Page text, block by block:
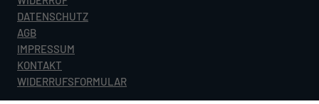
DATENSCHUTZ
AGB
IMPRESSUM
KONTAKT
WIDERRUFSFORMULAR